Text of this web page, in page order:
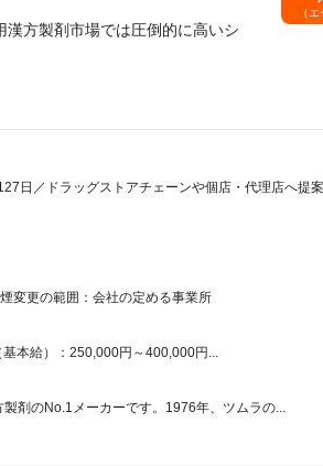
方製剤市場では圧倒的に高いシ
（
日／ドラッグストアチェーンや個店・代理店へ提案
変更の範囲：会社の定める事業所
本給）：250,000円～400,000円...
剤のNo.1メーカーです。1976年、ツムラの...